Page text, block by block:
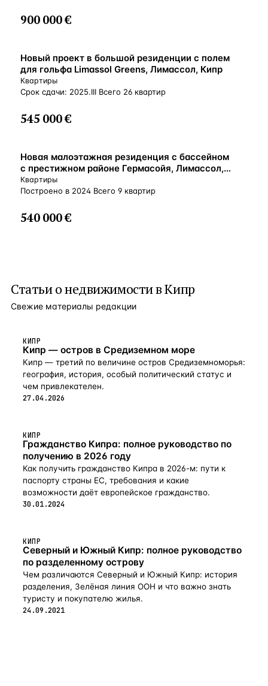
900 000 €
ВНЖ
Новый проект в большой резиденции с полем
для гольфа Limassol Greens, Лимассол, Кипр
Квартиры
Срок сдачи: 2025.III Всего 26 квартир
545 000 €
ВНЖ
Новая малоэтажная резиденция с бассейном
с престижном районе Гермасойя, Лимассол,
Кипр
Квартиры
Построено в 2024 Всего 9 квартир
540 000 €
Статьи онедвижимости в Кипр
Свежие материалы редакции
КИПР
Кипр — остров в Средиземном море
Кипр — третий по величине остров Средиземноморья:
география, история, особый политический статус и
чем привлекателен.
27.04.2026
КИПР
Гражданство Кипра: полное руководство по
получению в 2026 году
Как получить гражданство Кипра в 2026-м: пути к
паспорту страны ЕС, требования и какие
возможности даёт европейское гражданство.
30.01.2024
КИПР
Северный и Южный Кипр: полное руководство
по разделенному острову
Чем различаются Северный и Южный Кипр: история
разделения, Зелёная линия ООН и что важно знать
туристу и покупателю жилья.
24.09.2021